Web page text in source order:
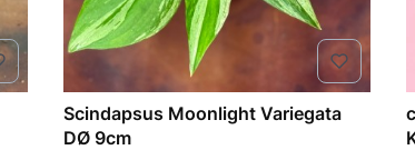
Scindapsus Moonlight Variegata
DØ 9cm